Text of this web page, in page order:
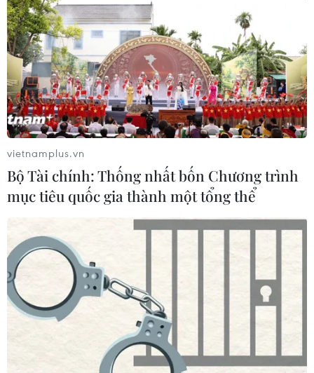
vietnamplus.vn
Bộ Tài chính: Thống nhất bốn Chương trình
mục tiêu quốc gia thành một tổng thể